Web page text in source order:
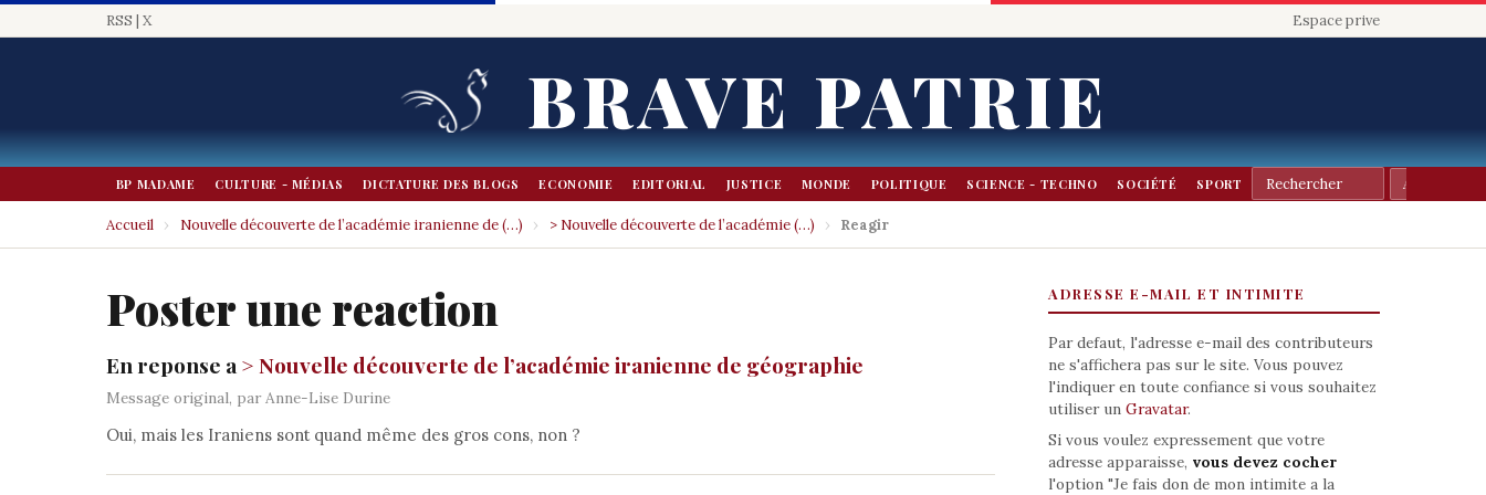
RSS | X Espace prive
BRAVE PATRIE
BP MADAME CULTURE - MÉDIAS DICTATURE DES BLOGS ECONOMIE EDITORIAL JUSTICE MONDE POLITIQUE SCIENCE - TECHNO SOCIÉTÉ SPORT
Accueil › Nouvelle découverte de l’académie iranienne de (…) › > Nouvelle découverte de l’académie (…) › Reagir
Poster une reaction
En reponse a> Nouvelle découverte de l’académie iranienne de géographie
Message original, par Anne-Lise Durine
Oui, mais les Iraniens sont quand même des gros cons, non ?
ADRESSE E-MAIL ET INTIMITE
Par defaut, l'adresse e-mail des contributeurs
ne s'affichera pas sur le site. Vous pouvez
l'indiquer en toute confiance si vous souhaitez
utiliser un Gravatar.
Si vous voulez expressement que votre
adresse apparaisse, vous devez cocher
l'option "Je fais don de mon intimite a la